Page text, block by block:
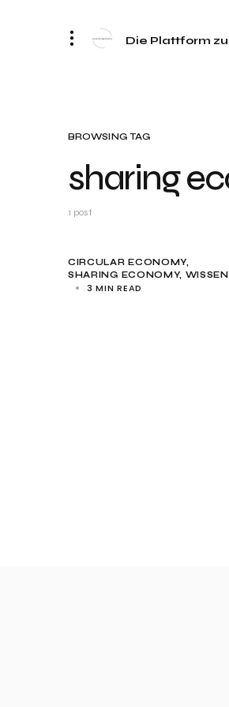
Die Plattform
BROWSING TAG
sharing
1 post
CIRCULAR ECONOMY
SHARING ECONOMY WISSEN
3 MIN READ